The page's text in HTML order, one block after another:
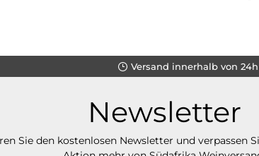
Versand innerhalb von 24h
Newsletter
Sie den kostenlosen Newsletter und verpassen